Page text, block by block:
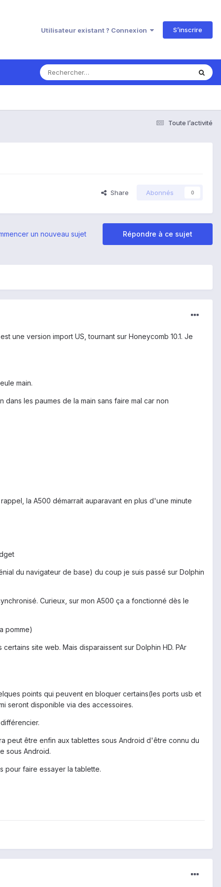
Utilisateur existant ? Connexion S’inscrire
Toute l’activité
Share Abonnés 0
Répondre à ce sujet
un nouveau sujet
une version import US, tournant sur Honeycomb 10.1. Je
main.
les paumes de la main sans faire mal car non
la A500 démarrait auparavant en plus d'une minute
du navigateur de base) du coup je suis passé sur Dolphin
Curieux, sur mon A500 ça a fonctionné dès le
pomme)
site web. Mais disparaissent sur Dolphin HD. PAr
points qui peuvent en bloquer certains(les ports usb et
seront disponible via des accessoires.
peut être enfin aux tablettes sous Android d'être connu du
sous Android.
pour faire essayer la tablette.